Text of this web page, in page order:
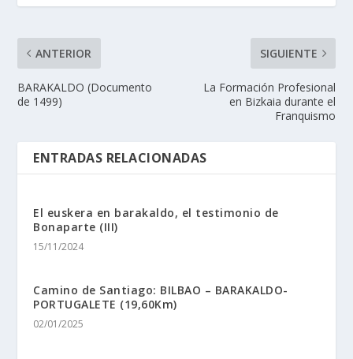
ANTERIOR
BARAKALDO (Documento
de 1499)
SIGUIENTE
La Formación Profesional
en Bizkaia durante el
Franquismo
ENTRADAS RELACIONADAS
El euskera en barakaldo, el testimonio de
Bonaparte (III)
15/11/2024
Camino de Santiago: BILBAO – BARAKALDO-
PORTUGALETE (19,60Km)
02/01/2025